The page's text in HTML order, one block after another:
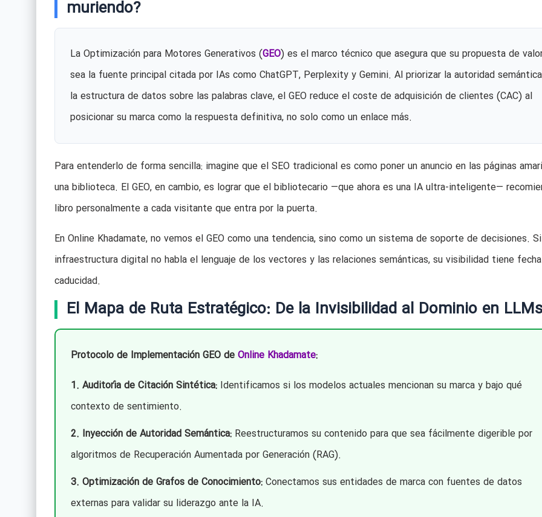
muriendo?
La Optimización para Motores Generativos (GEO) es el marco técnico que asegura que su propuesta de
sea la fuente principal citada por IAs como ChatGPT, Perplexity y Gemini. Al priorizar la autoridad
la estructura de datos sobre las palabras clave, el GEO reduce el coste de adquisición de clientes (CAC) al
posicionar su marca como la respuesta definitiva, no solo como un enlace más.
Para entenderlo de forma sencilla: imagine que el SEO tradicional es como poner un anuncio en las páginas
una biblioteca. El GEO, en cambio, es lograr que el bibliotecario —que ahora es una IA ultra-inteligente—
libro personalmente a cada visitante que entra por la puerta.
En Online Khadamate, no vemos el GEO como una tendencia, sino como un sistema de soporte de decisiones.
infraestructura digital no habla el lenguaje de los vectores y las relaciones semánticas, su visibilidad tiene
caducidad.
El Mapa de Ruta Estratégico: De la Invisibilidad al Dominio en LLMs
Protocolo de Implementación GEO de Online Khadamate:
1. Auditoría de Citación Sintética:Identificamos si los modelos actuales mencionan su marca y bajo qué
contexto de sentimiento.
2. Inyección de Autoridad Semántica:Reestructuramos su contenido para que sea fácilmente digerible por
algoritmos de Recuperación Aumentada por Generación (RAG).
3. Optimización de Grafos de Conocimiento:Conectamos sus entidades de marca con fuentes de datos
externas para validar su liderazgo ante la IA.